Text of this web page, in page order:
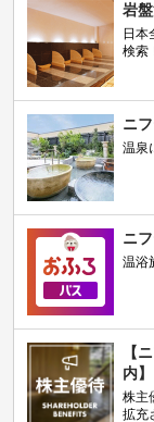
岩
日本
検索
ニ
温泉
ニ
温浴
【
内】
株主
拡充